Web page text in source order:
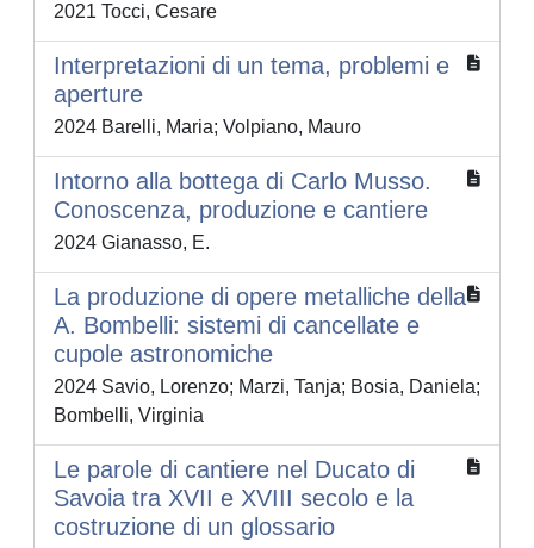
2021 Tocci, Cesare
Interpretazioni di un tema, problemi e
aperture
2024 Barelli, Maria; Volpiano, Mauro
Intorno alla bottega di Carlo Musso.
Conoscenza, produzione e cantiere
2024 Gianasso, E.
La produzione di opere metalliche della
A. Bombelli: sistemi di cancellate e
cupole astronomiche
2024 Savio, Lorenzo; Marzi, Tanja; Bosia, Daniela;
Bombelli, Virginia
Le parole di cantiere nel Ducato di
Savoia tra XVII e XVIII secolo e la
costruzione di un glossario